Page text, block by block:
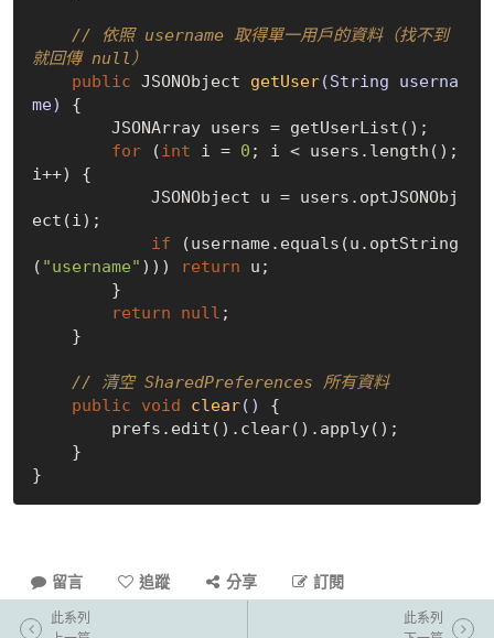
// 依照 username 取得單一用戶的資料（找不到
就回傳 null）
public JSONObject getUser(String userna
me)
{
for (int i = 0 ; i < users.length();
i++) {
ect(i);
if (username.equals(u.optString
( "username" ))) return u;
return
null ;
// 清空 SharedPreferences 所有資料
public
void clear()
{
留言 追蹤 分享 訂閱
此系列
此系列